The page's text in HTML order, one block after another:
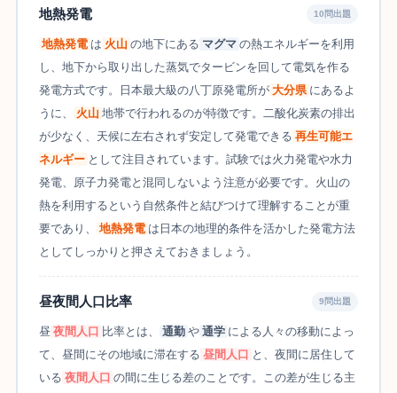
地熱発電 10問出題
地熱発電 は 火山 の地下にある マグマ の熱エネルギーを利用
し、地下から取り出した蒸気でタービンを回して電気を作る
発電方式です。日本最大級の八丁原発電所が 大分県 にあるよ
うに、
火山 地帯で行われるのが特徴です。二酸化炭素の排出
が少なく、天候に左右されず安定して発電できる 再生可能エ
ネルギー として注目されています。試験では火力発電や水力
発電、原子力発電と混同しないよう注意が必要です。火山の
熱を利用するという自然条件と結びつけて理解することが重
要であり、
地熱発電 は日本の地理的条件を活かした発電方法
としてしっかりと押さえておきましょう。
昼夜間人口比率 9問出題
昼 夜間人口 比率とは、 通勤 や 通学 による人々の移動によっ
て、昼間にその地域に滞在する 昼間人口 と、夜間に居住して
いる 夜間人口 の間に生じる差のことです。この差が生じる主